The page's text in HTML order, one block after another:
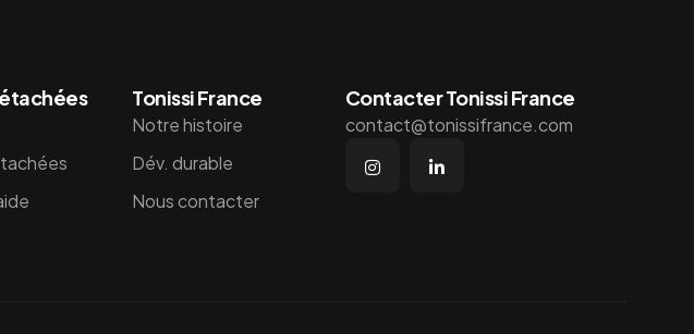
Tonissi France
Notre histoire
Dév. durable
Nous contacter
Contacter Tonissi France
contact@tonissifrance.com